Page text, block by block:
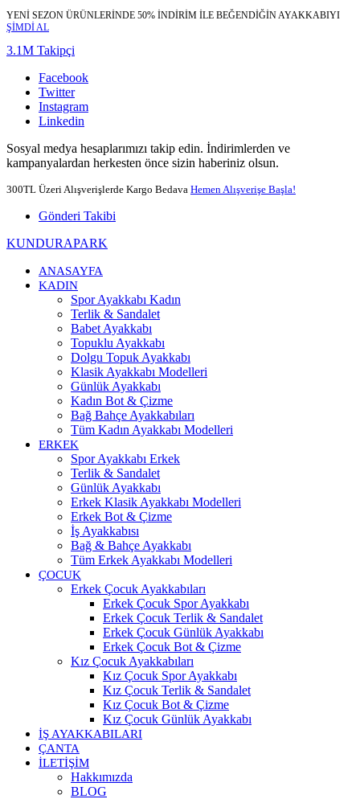
YENİ SEZON ÜRÜNLERİNDE 50% İNDİRİM İLE BEĞENDİĞİN AYAKKABIYI
ŞİMDİ AL
3.1M Takipçi
Facebook
Twitter
Instagram
Linkedin
Sosyal medya hesaplarımızı takip edin. İndirimlerden ve
kampanyalardan herkesten önce sizin haberiniz olsun.
300TL Üzeri Alışverişlerde Kargo Bedava Hemen Alışverişe Başla!
Gönderi Takibi
KUNDURAPARK
ANASAYFA
KADIN
Spor Ayakkabı Kadın
Terlik & Sandalet
Babet Ayakkabı
Topuklu Ayakkabı
Dolgu Topuk Ayakkabı
Klasik Ayakkabı Modelleri
Günlük Ayakkabı
Kadın Bot & Çizme
Bağ Bahçe Ayakkabıları
Tüm Kadın Ayakkabı Modelleri
ERKEK
Spor Ayakkabı Erkek
Terlik & Sandalet
Günlük Ayakkabı
Erkek Klasik Ayakkabı Modelleri
Erkek Bot & Çizme
İş Ayakkabısı
Bağ & Bahçe Ayakkabı
Tüm Erkek Ayakkabı Modelleri
ÇOCUK
Erkek Çocuk Ayakkabıları
Erkek Çocuk Spor Ayakkabı
Erkek Çocuk Terlik & Sandalet
Erkek Çocuk Günlük Ayakkabı
Erkek Çocuk Bot & Çizme
Kız Çocuk Ayakkabıları
Kız Çocuk Spor Ayakkabı
Kız Çocuk Terlik & Sandalet
Kız Çocuk Bot & Çizme
Kız Çocuk Günlük Ayakkabı
İŞ AYAKKABILARI
ÇANTA
İLETİŞİM
Hakkımızda
BLOG